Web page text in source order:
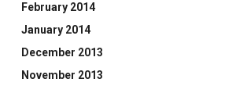
February 2014
January 2014
December 2013
November 2013